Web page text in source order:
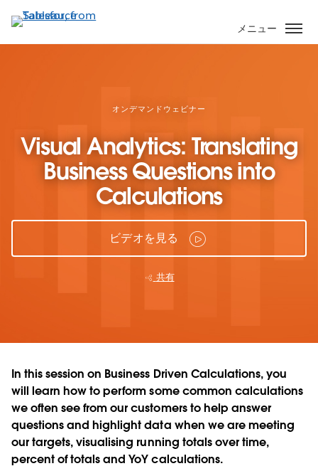
イ
ン
メニュー
オンデマンドウェビナー
Visual Analytics: Translating
Business Questions into
Calculations
ビデオを見る
共有
In this session on Business Driven Calculations, you
will learn how to perform some common calculations
we often see from our customers to help answer
questions and highlight data when we are meeting
our targets, visualising running totals over time,
percent of totals and YoY calculations.